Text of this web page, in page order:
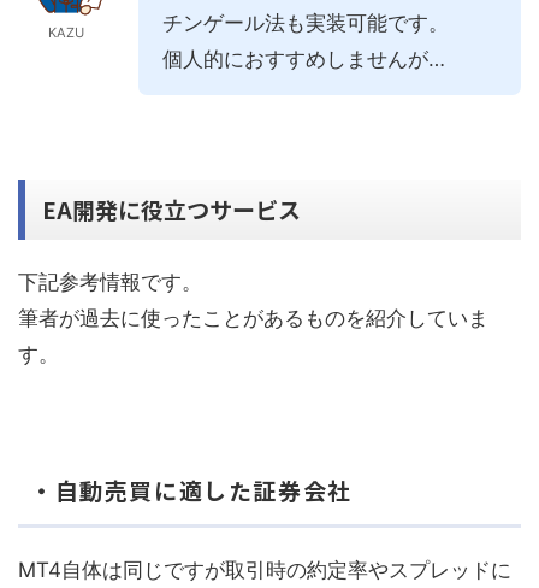
KAZU
チンゲール法も実装可能です。
個人的におすすめしませんが…
EA開発に役立つサービス
下記参考情報です。
筆者が過去に使ったことがあるものを紹介していま
す。
・自動売買に適した証券会社
MT4自体は同じですが取引時の約定率やスプレッドに